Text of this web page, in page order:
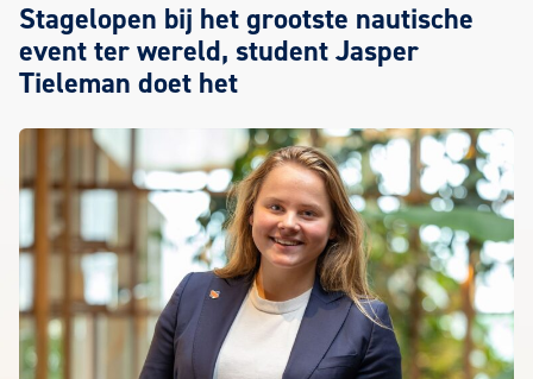
Stagelopen bij het grootste nautische
event ter wereld, student Jasper
Tieleman doet het